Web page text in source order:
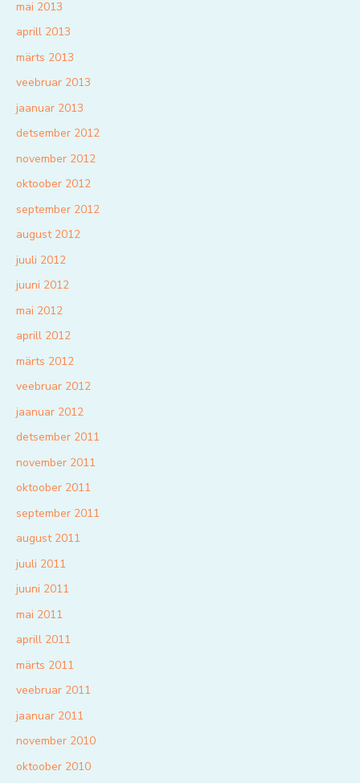
mai 2013
aprill 2013
märts 2013
veebruar 2013
jaanuar 2013
detsember 2012
november 2012
oktoober 2012
september 2012
august 2012
juuli 2012
juuni 2012
mai 2012
aprill 2012
märts 2012
veebruar 2012
jaanuar 2012
detsember 2011
november 2011
oktoober 2011
september 2011
august 2011
juuli 2011
juuni 2011
mai 2011
aprill 2011
märts 2011
veebruar 2011
jaanuar 2011
november 2010
oktoober 2010